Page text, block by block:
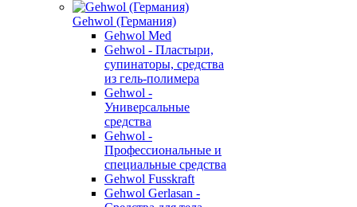
Gehwol (Германия)
Gehwol Med
Gehwol - Пластыри,
супинаторы, средства
из гель-полимера
Gehwol -
Универсальные
средства
Gehwol -
Профессиональные и
специальные средства
Gehwol Fusskraft
Gehwol Gerlasan -